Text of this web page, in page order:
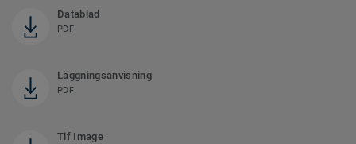
Datablad
PDF
Läggningsanvisning
PDF
Tif Image